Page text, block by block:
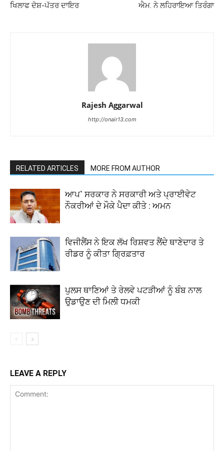
ਖਿਲਾਫ ਦੋਸ਼-ਪੱਤਰ ਦਾਇਰ
ਐਮ. ਨੇ ਲਹਿਰਾਇਆ ਤਿਰੰਗਾ
Rajesh Aggarwal
http://onair13.com
RELATED ARTICLES MORE FROM AUTHOR
ਆਪ` ਸਰਕਾਰ ਨੇ ਸਰਕਾਰੀ ਅਤੇ ਪ੍ਰਾਈਵੇਟ
ਨੌਕਰੀਆਂ ਦੇ ਮੌਕੇ ਪੈਦਾ ਕੀਤੇ : ਅਮਨ
ਵਿਜੀਲੈਂਸ ਨੇ ਇਕ ਲੱਖ ਰਿਸ਼ਵਤ ਲੈਂਦੇ ਥਾਣੇਦਾਰ ਤੇ
ਰੀਡਰ ਨੂੰ ਕੀਤਾ ਗ੍ਰਿਫ਼ਤਾਰ
ਪੁਲਸ ਥਾਣਿਆਂ ਤੇ ਰੇਲਵੇ ਪਟੜੀਆਂ ਨੂੰ ਬੰਬ ਨਾਲ
ਉਡਾਉਣ ਦੀ ਮਿਲੀ ਧਮਕੀ
LEAVE A REPLY